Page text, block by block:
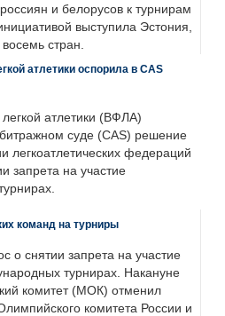
и белорусов к турнирам
выступила Эстония,
стран.
атлетики оспорила в CAS
атлетики (ВФЛА)
суде (CAS) решение
легкоатлетических федераций
запрета на участие
команд на турниры
о снятии запрета на участие
турнирах. Накануне
комитет (МОК) отменил
комитета России и